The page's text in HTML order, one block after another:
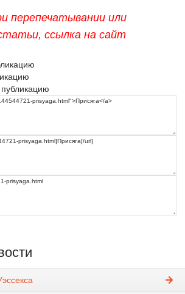
перепечатывании или
ссылка на сайт